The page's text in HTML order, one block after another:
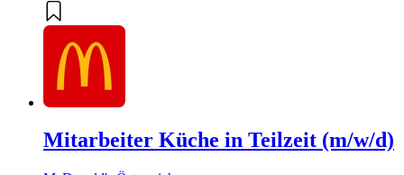
Mitarbeiter Küche in Teilzeit (m/w/d)